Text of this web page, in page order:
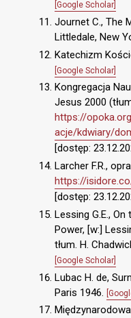
[Google Scholar]
Journet C., The
Littledale, New
Katechizm
[Google Scholar]
Kongregacja
Jesus 2000
https://
acje/kdwiary/
[dostęp:
Larcher F.R.,
https://
[dostęp:
Lessing G.E.,
Power, [w:]
tłum. H.
[Google Scholar]
Lubac H. de,
Paris 1946.